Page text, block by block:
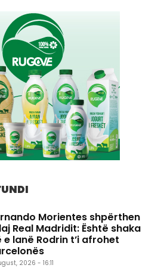
Morientes shpërthen
Real Madridit: Është shaka
e lanë Rodrin t’i afrohet
2026 - 16:11